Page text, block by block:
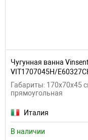
Чугунная ванна
VIT1707045H/
Габариты: 170x70x45
прямоугольная
Италия
В наличии